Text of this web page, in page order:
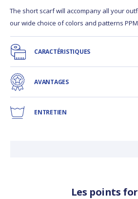
The short scarf will accompany all your
our wide choice of colors and patterns
CARACTÉRISTIQUES
AVANTAGES
ENTRETIEN
Les points